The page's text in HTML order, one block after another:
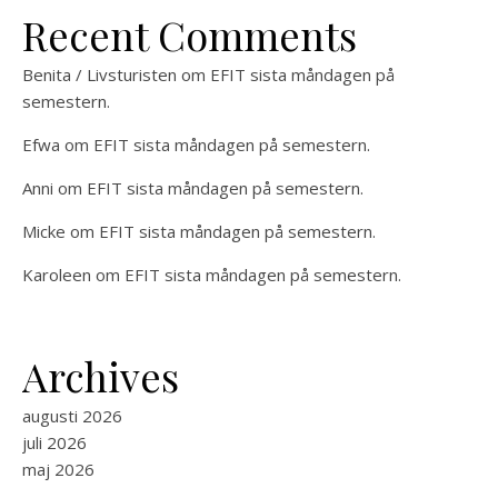
Recent Comments
Benita / Livsturisten om EFIT sista måndagen på
semestern.
Efwa om EFIT sista måndagen på semestern.
Anni om EFIT sista måndagen på semestern.
Micke om EFIT sista måndagen på semestern.
Karoleen om EFIT sista måndagen på semestern.
Archives
augusti 2026
juli 2026
maj 2026